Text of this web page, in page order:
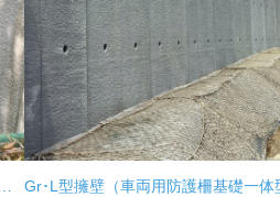
Gr･L型擁壁（車両用防護柵基礎一体